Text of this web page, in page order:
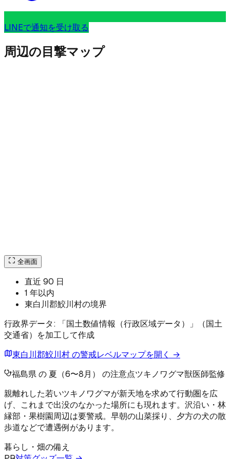
LINEで通知を受け取る
周辺の目撃マップ
全画面
直近 90 日
1 年以内
東白川郡鮫川村の境界
行政界データ: 「国土数値情報（行政区域データ）」（国土
交通省）を加工して作成
東白川郡鮫川村 の警戒レベルマップを開く →
福島県 の 夏（6〜8月） の注意点ツキノワグマ獣医師監修
親離れした若いツキノワグマが新天地を求めて行動圏を広
げ、これまで出没のなかった場所にも現れます。沢沿い・林
縁部・果樹園周辺は要警戒。早朝の山菜採り、夕方の犬の散
歩道などで遭遇例があります。
暮らし・畑の備え